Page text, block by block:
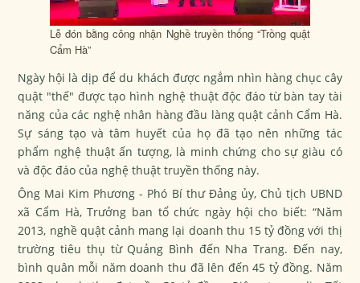
Lễ đón bằng công nhận Nghề truyền thống “Trồng quật
Cẩm Hà”
Ngày hội là dịp để du khách được ngắm nhìn hàng chục cây
quật "thế" được tạo hình nghệ thuật độc đáo từ bàn tay tài
năng của các nghệ nhân hàng đầu làng quật cảnh Cẩm Hà.
Sự sáng tạo và tâm huyết của họ đã tạo nên những tác
phẩm nghệ thuật ấn tượng, là minh chứng cho sự giàu có
và độc đáo của nghệ thuật truyền thống này.
Ông Mai Kim Phương - Phó Bí thư Đảng ủy, Chủ tịch UBND
xã Cẩm Hà, Trưởng ban tổ chức ngày hội cho biết: “Năm
2013, nghề quật cảnh mang lại doanh thu 15 tỷ đồng với thị
trường tiêu thụ từ Quảng Bình đến Nha Trang. Đến nay,
bình quân mỗi năm doanh thu đã lên đến 45 tỷ đồng. Năm